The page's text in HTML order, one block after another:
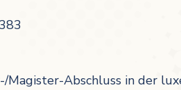
Magister-Abschluss in der